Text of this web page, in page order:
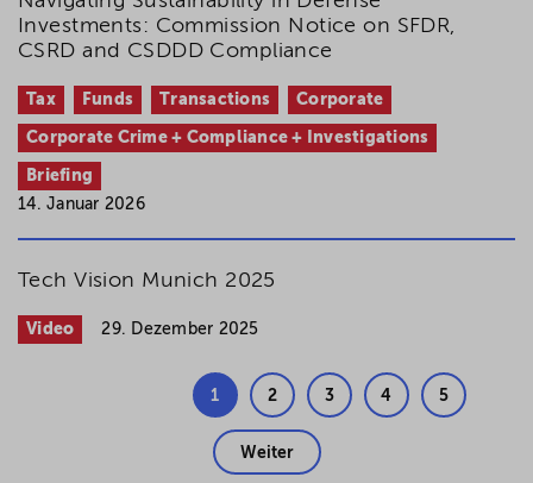
Investments: Commission Notice on SFDR,
CSRD and CSDDD Compliance
Tax Funds Transactions Corporate
Corporate Crime + Compliance + Investigations
Briefing
14. Januar 2026
Tech Vision Munich 2025
Video 29. Dezember 2025
1 2 3 4 5
Weiter